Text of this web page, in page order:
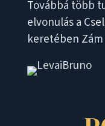
Továbbá több
elvonulás a
keretében